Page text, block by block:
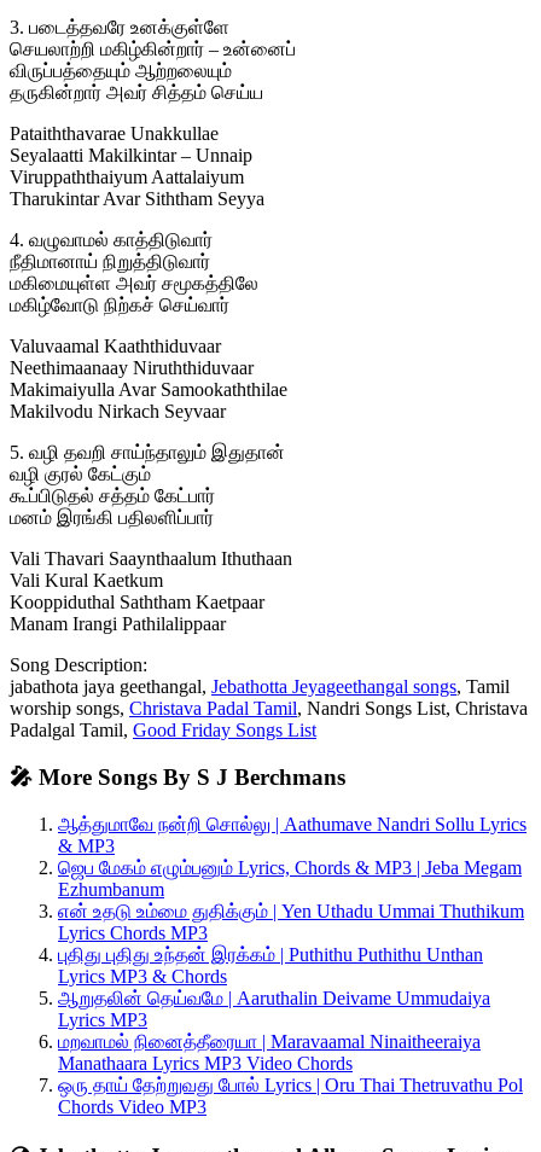
3. படைத்தவரே உனக்குள்ளே
செயலாற்றி மகிழ்கின்றார் – உன்னைப்
விருப்பத்தையும் ஆற்றலையும்
தருகின்றார் அவர் சித்தம் செய்ய
Pataiththavarae Unakkullae
Seyalaatti Makilkintar – Unnaip
Viruppaththaiyum Aattalaiyum
Tharukintar Avar Siththam Seyya
4. வழுவாமல் காத்திடுவார்
நீதிமானாய் நிறுத்திடுவார்
மகிமையுள்ள அவர் சமூகத்திலே
மகிழ்வோடு நிற்கச் செய்வார்
Valuvaamal Kaaththiduvaar
Neethimaanaay Niruththiduvaar
Makimaiyulla Avar Samookaththilae
Makilvodu Nirkach Seyvaar
5. வழி தவறி சாய்ந்தாலும் இதுதான்
வழி குரல் கேட்கும்
கூப்பிடுதல் சத்தம் கேட்பார்
மனம் இரங்கி பதிலளிப்பார்
Vali Thavari Saaynthaalum Ithuthaan
Vali Kural Kaetkum
Kooppiduthal Saththam Kaetpaar
Manam Irangi Pathilalippaar
Song Description:
jabathota jaya geethangal, Jebathotta Jeyageethangal songs, Tamil
worship songs, Christava Padal Tamil, Nandri Songs List, Christava
Padalgal Tamil, Good Friday Songs List
🎤 More Songs By S J Berchmans
ஆத்துமாவே நன்றி சொல்லு | Aathumave Nandri Sollu Lyrics
& MP3
ஜெப மேகம் எழும்பனும் Lyrics, Chords & MP3 | Jeba Megam
Ezhumbanum
என் உதடு உம்மை துதிக்கும் | Yen Uthadu Ummai Thuthikum
Lyrics Chords MP3
புதிது புதிது உந்தன் இரக்கம் | Puthithu Puthithu Unthan
Lyrics MP3 & Chords
ஆறுதலின் தெய்வமே | Aaruthalin Deivame Ummudaiya
Lyrics MP3
மறவாமல் நினைத்தீரையா | Maravaamal Ninaitheeraiya
Manathaara Lyrics MP3 Video Chords
ஒரு தாய் தேற்றுவது போல் Lyrics | Oru Thai Thetruvathu Pol
Chords Video MP3